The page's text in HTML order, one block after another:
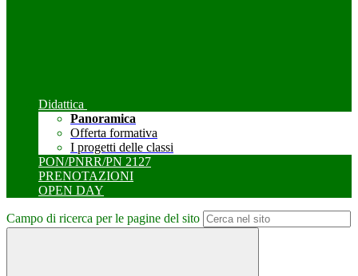
Didattica
Panoramica
Offerta formativa
I progetti delle classi
PON/PNRR/PN 2127
PRENOTAZIONI
OPEN DAY
Campo di ricerca per le pagine del sito